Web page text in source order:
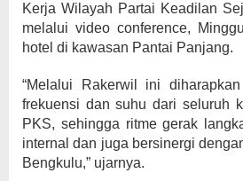
Kerja Wilayah Partai Keadilan
melalui video conference,
hotel di kawasan Pantai Panjang.
“Melalui Rakerwil ini
frekuensi dan suhu dari seluruh
PKS, sehingga ritme gerak
internal dan juga bersinergi
Bengkulu,” ujarnya.